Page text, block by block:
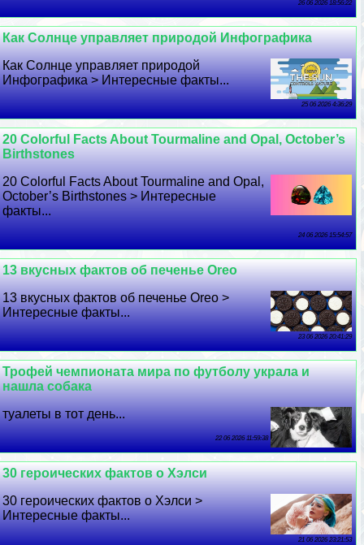
26 06 2026 18:56:22
Как Солнце управляет природой Инфографика
Как Солнце управляет природой
Инфографика > Интересные факты...
25 06 2026 4:36:29
20 Colorful Facts About Tourmaline and Opal, October’s
Birthstones
20 Colorful Facts About Tourmaline and Opal,
October’s Birthstones > Интересные
факты...
24 06 2026 15:54:57
13 вкусных фактов об печенье Oreo
13 вкусных фактов об печенье Oreo >
Интересные факты...
23 06 2026 20:41:29
Трофей чемпионата мира по футболу украла и
нашла собака
туалеты в тот день...
22 06 2026 11:59:38
30 героических фактов о Хэлси
30 героических фактов о Хэлси >
Интересные факты...
21 06 2026 23:21:53